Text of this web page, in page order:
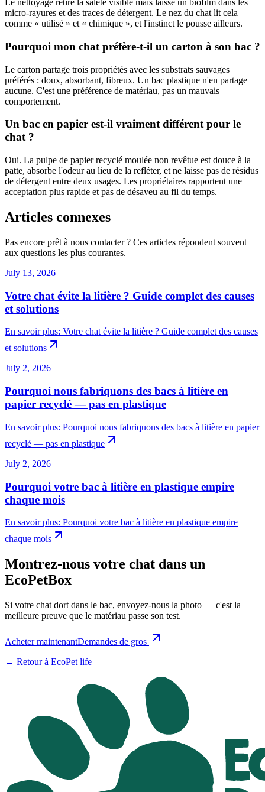
Le nettoyage retire la saleté visible mais laisse un biofilm dans les
micro-rayures et des traces de détergent. Le nez du chat lit cela
comme « utilisé » et « chimique », et l'instinct le pousse ailleurs.
Pourquoi mon chat préfère-t-il un carton à son bac ?
Le carton partage trois propriétés avec les substrats sauvages
préférés : doux, absorbant, fibreux. Un bac plastique n'en partage
aucune. C'est une préférence de matériau, pas un mauvais
comportement.
Un bac en papier est-il vraiment différent pour le
chat ?
Oui. La pulpe de papier recyclé moulée non revêtue est douce à la
patte, absorbe l'odeur au lieu de la refléter, et ne laisse pas de résidus
de détergent entre deux usages. Les propriétaires rapportent une
acceptation plus rapide et pas de désaveu au fil du temps.
Articles connexes
Pas encore prêt à nous contacter ? Ces articles répondent souvent
aux questions les plus courantes.
July 13, 2026
Votre chat évite la litière ? Guide complet des causes
et solutions
En savoir plus: Votre chat évite la litière ? Guide complet des causes
et solutions
July 2, 2026
Pourquoi nous fabriquons des bacs à litière en
papier recyclé — pas en plastique
En savoir plus: Pourquoi nous fabriquons des bacs à litière en papier
recyclé — pas en plastique
July 2, 2026
Pourquoi votre bac à litière en plastique empire
chaque mois
En savoir plus: Pourquoi votre bac à litière en plastique empire
chaque mois
Montrez-nous votre chat dans un
EcoPetBox
Si votre chat dort dans le bac, envoyez-nous la photo — c'est la
meilleure preuve que le matériau passe son test.
Acheter maintenantDemandes de gros
← Retour à EcoPet life